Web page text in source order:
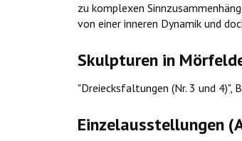
zu komplexen
von einer inneren Dynamik und
Skulpturen in
"Dreiecksfaltungen (Nr. 3 und 4)",
Einzelausstellungen